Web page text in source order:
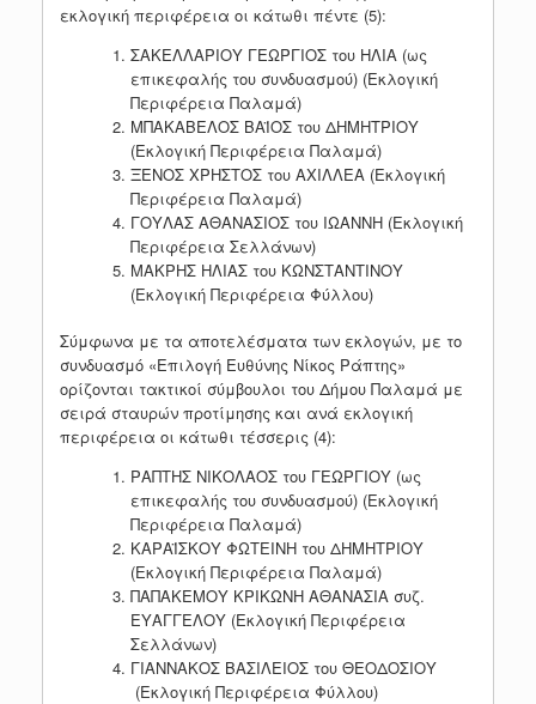
εκλογική περιφέρεια οι κάτωθι πέντε (5):
ΣΑΚΕΛΛΑΡΙΟΥ ΓΕΩΡΓΙΟΣ του ΗΛΙΑ (ως
επικεφαλής του συνδυασμού) (Εκλογική
Περιφέρεια Παλαμά)
ΜΠΑΚΑΒΕΛΟΣ ΒΑΪΟΣ του ΔΗΜΗΤΡΙOΥ
(Εκλογική Περιφέρεια Παλαμά)
ΞΕΝΟΣ ΧΡΗΣΤΟΣ του ΑΧΙΛΛΕΑ (Εκλογική
Περιφέρεια Παλαμά)
ΓΟΥΛΑΣ ΑΘΑΝΑΣΙΟΣ του ΙΩΑΝΝΗ (Εκλογική
Περιφέρεια Σελλάνων)
ΜΑΚΡΗΣ ΗΛΙΑΣ του ΚΩΝΣΤΑΝΤΙΝΟΥ
(Εκλογική Περιφέρεια Φύλλου)
Σύμφωνα με τα αποτελέσματα των εκλογών, με το
συνδυασμό «Επιλογή Ευθύνης Νίκος Ράπτης»
ορίζονται τακτικοί σύμβουλοι του Δήμου Παλαμά με
σειρά σταυρών προτίμησης και ανά εκλογική
περιφέρεια οι κάτωθι τέσσερις (4):
ΡΑΠΤΗΣ ΝΙΚΟΛΑΟΣ του ΓΕΩΡΓΙΟΥ (ως
επικεφαλής του συνδυασμού) (Εκλογική
Περιφέρεια Παλαμά)
ΚΑΡΑΪΣΚΟΥ ΦΩΤΕΙΝΗ του ΔΗΜΗΤΡΙΟΥ
(Εκλογική Περιφέρεια Παλαμά)
ΠΑΠΑΚΕΜΟΥ ΚΡΙΚΩΝΗ ΑΘΑΝΑΣΙΑ συζ.
ΕΥΑΓΓΕΛΟΥ (Εκλογική Περιφέρεια
Σελλάνων)
ΓΙΑΝΝΑΚΟΣ ΒΑΣΙΛΕΙΟΣ του ΘΕΟΔΟΣΙΟΥ
(Εκλογική Περιφέρεια Φύλλου)